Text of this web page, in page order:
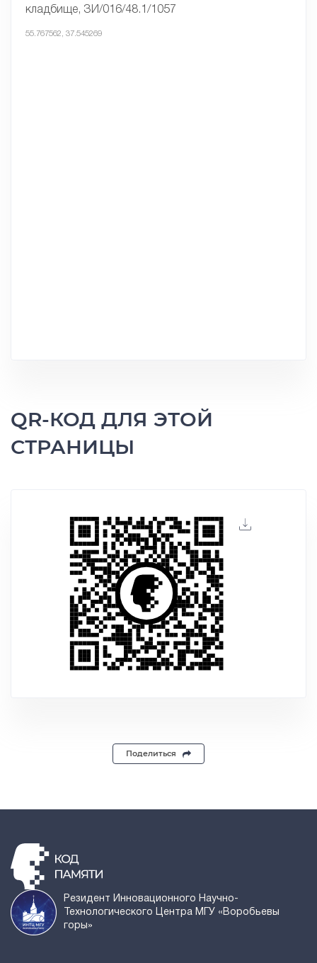
кладбище, ЗИ/016/48.1/1057
55.767562, 37.545269
QR-КОД ДЛЯ ЭТОЙ
СТРАНИЦЫ
Поделиться
Резидент Инновационного Научно-
Технологического Центра МГУ «Воробьевы
горы»